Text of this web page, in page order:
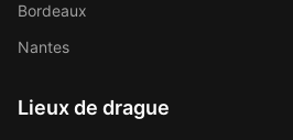
Bordeaux
Nantes
Lieux de drague